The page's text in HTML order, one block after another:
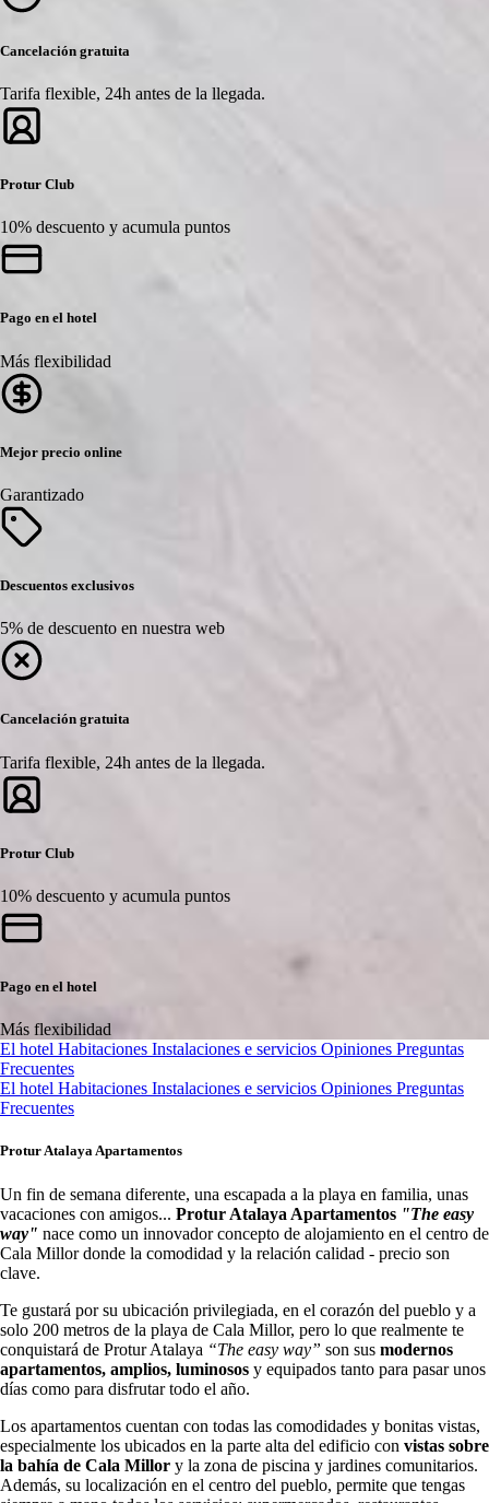
Cancelación gratuita
Tarifa flexible, 24h antes de la llegada.
Protur Club
10% descuento y acumula puntos
Pago en el hotel
Más flexibilidad
Mejor precio online
Garantizado
Descuentos exclusivos
5% de descuento en nuestra web
Cancelación gratuita
Tarifa flexible, 24h antes de la llegada.
Protur Club
10% descuento y acumula puntos
Pago en el hotel
Más flexibilidad
El hotel Habitaciones Instalaciones e servicios Opiniones Preguntas
Frecuentes
El hotel Habitaciones Instalaciones e servicios Opiniones Preguntas
Frecuentes
Protur Atalaya Apartamentos
Un fin de semana diferente, una escapada a la playa en familia, unas
vacaciones con amigos... Protur Atalaya Apartamentos "The easy
way" nace como un innovador concepto de alojamiento en el centro de
Cala Millor donde la comodidad y la relación calidad - precio son
clave.
Te gustará por su ubicación privilegiada, en el corazón del pueblo y a
solo 200 metros de la playa de Cala Millor, pero lo que realmente te
conquistará de Protur Atalaya “The easy way” son sus modernos
apartamentos, amplios, luminosos y equipados tanto para pasar unos
días como para disfrutar todo el año.
Los apartamentos cuentan con todas las comodidades y bonitas vistas,
especialmente los ubicados en la parte alta del edificio con vistas sobre
la bahía de Cala Millor y la zona de piscina y jardines comunitarios.
Además, su localización en el centro del pueblo, permite que tengas